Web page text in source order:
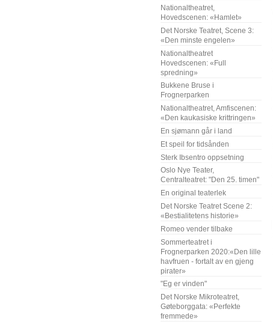
Nationaltheatret,
Hovedscenen: «Hamlet»
Det Norske Teatret, Scene 3:
«Den minste engelen»
Nationaltheatret
Hovedscenen: «Full
spredning»
Bukkene Bruse i
Frognerparken
Nationaltheatret, Amfiscenen:
«Den kaukasiske krittringen»
En sjømann går i land
Et speil for tidsånden
Sterk Ibsentro oppsetning
Oslo Nye Teater,
Centralteatret: "Den 25. timen"
En original teaterlek
Det Norske Teatret Scene 2:
«Bestialitetens historie»
Romeo vender tilbake
Sommerteatret i
Frognerparken 2020:«Den lille
havfruen - fortalt av en gjeng
pirater»
"Eg er vinden"
Det Norske Mikroteatret,
Gøteborggata: «Perfekte
fremmede»